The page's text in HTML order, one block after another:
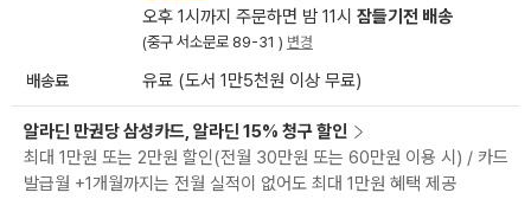
오후 1시까지 주문하면 밤 11시 잠들기전 배송
(중구 서소문로 89-31 ) 변경
배송료 유료 (도서 1만5천원 이상 무료)
알라딘 만권당 삼성카드, 알라딘 15% 청구 할인
최대 1만원 또는 2만원 할인(전월 30만원 또는 60만원 이용 시) / 카드
발급월 +1개월까지는 전월 실적이 없어도 최대 1만원 혜택 제공